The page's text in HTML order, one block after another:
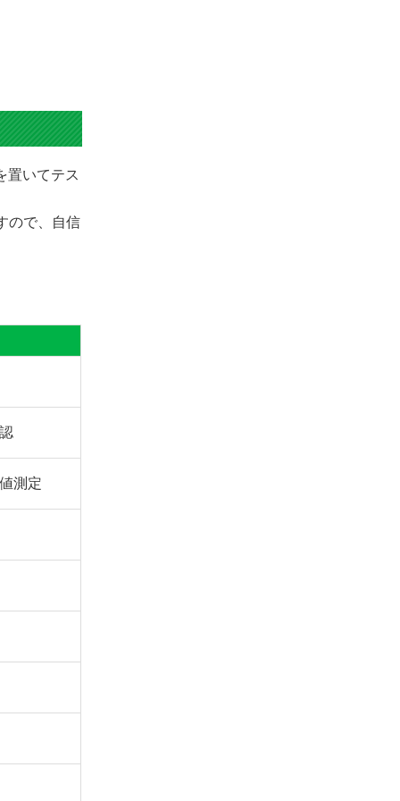
置いてテス
ので、自信
測定